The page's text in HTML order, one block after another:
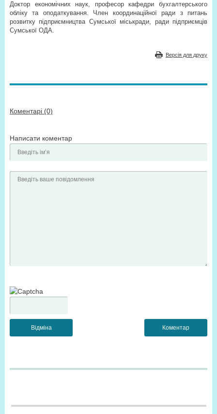
Доктор економічних наук, професор кафедри бухгалтерського
обліку та оподаткування. Член координаційної ради з питань
розвитку підприємництва Сумської міськради, ради підприємців
Сумської ОДА.
Версія для друку
Коментарі (0)
Написати коментар